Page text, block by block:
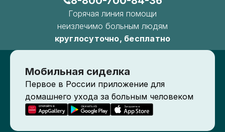
Горячая линия помощи
неизлечимо больным людям
круглосуточно, бесплатно
Мобильная сиделка
Первое в России приложение для
домашнего ухода за больным человеком